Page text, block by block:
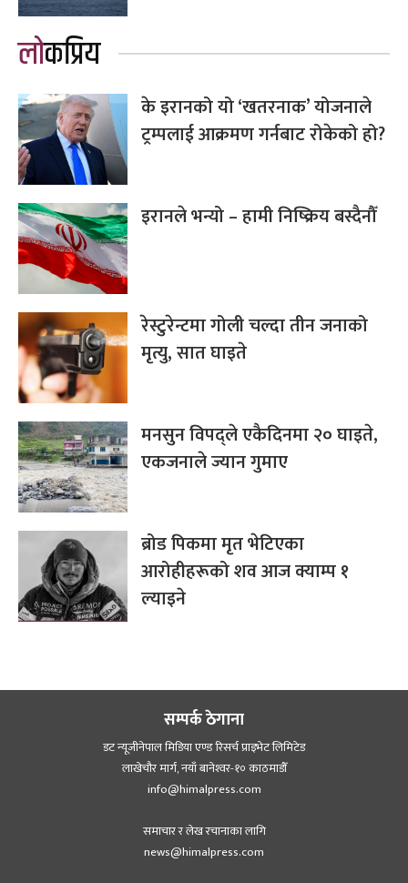
लोकप्रिय
के इरानको यो ‘खतरनाक’ योजनाले
ट्रम्पलाई आक्रमण गर्नबाट रोकेको हो?
इरानले भन्यो – हामी निष्क्रिय बस्दैनौँ
रेस्टुरेन्टमा गोली चल्दा तीन जनाको
मृत्यु, सात घाइते
मनसुन विपद्ले एकैदिनमा २० घाइते,
एकजनाले ज्यान गुमाए
ब्रोड पिकमा मृत भेटिएका
आरोहीहरूको शव आज क्याम्प १
ल्याइने
सम्पर्क ठेगाना
डट न्यूजीनेपाल मिडिया एण्ड रिसर्च प्राइभेट लिमिटेड
लाखेचौर मार्ग, नयाँ बानेश्‍वर-१० काठमाडौँ
info@himalpress.com
समाचार र लेख रचानाका लागि
news@himalpress.com